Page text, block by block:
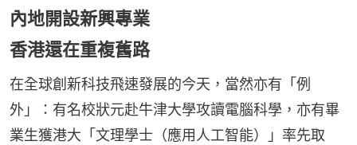
內地開設新興專業
香港還在重複舊路
在全球創新科技飛速發展的今天，當然亦有「例
外」：有名校狀元赴牛津大學攻讀電腦科學，亦有畢
業生獲港大「文理學士（應用人工智能）」率先取